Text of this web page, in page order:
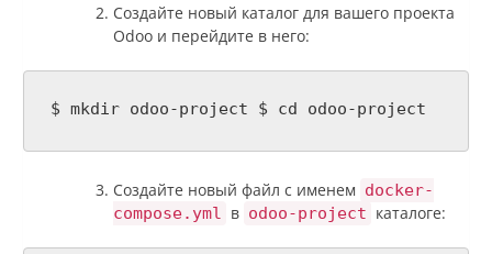
Создайте новый каталог для вашего проекта
Odoo и перейдите в него:
$ mkdir odoo-project $ cd odoo-project
Создайте новый файл с именем docker-
compose.yml в odoo-project каталоге: